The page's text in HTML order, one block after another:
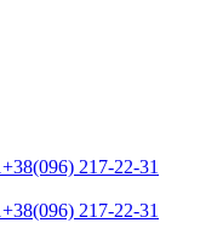
+38(096) 217-22-31
+38(096) 217-22-31